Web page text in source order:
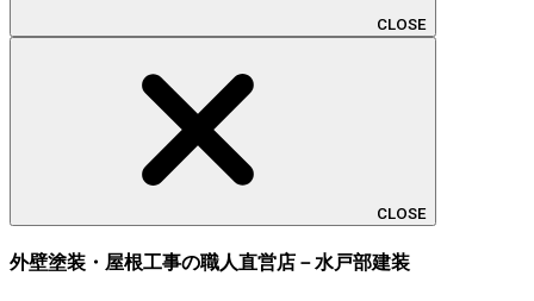
CLOSE
CLOSE
外壁塗装・屋根工事の職人直営店－水戸部建装